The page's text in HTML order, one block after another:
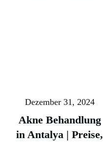
Dezember 31, 2024
Akne Behandlung
in Antalya | Preise,